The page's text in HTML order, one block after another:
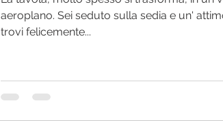
aeroplano. Sei seduto sulla sedia e un'
trovi felicemente...